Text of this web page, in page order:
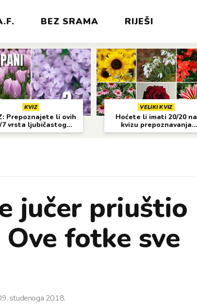
BEZ SRAMA RIJEŠI
KVIZ
Prepoznajete li ovih
7 vrsta ljubičastog
cvijeća?
VELIKI KVIZ
Hoćete li imati 20/20 na
kvizu prepoznavanja
cvijeća?
jučer priuštio
fotke sve
studenoga 2018.